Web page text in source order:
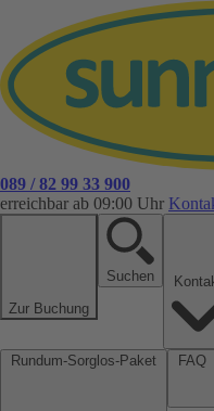
089 / 82 99 33 900
erreichbar ab 09:00 Uhr
Zur Buchung
Suchen